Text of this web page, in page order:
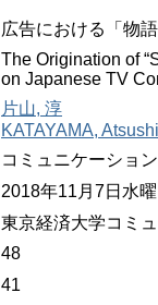
広告における「物
The Origination of
on Japanese TV
片山, 淳
KATAYAMA, Atsushi
コミュニケーショ
2018年11月7日水
東京経済大学コミ
48
41